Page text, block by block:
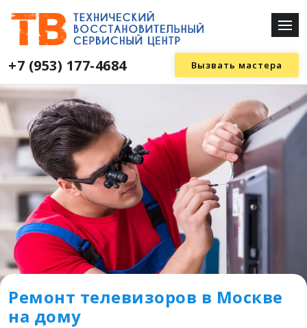
+7 (953) 177-4684 Вызвать мастера
Ремонт телевизоров в Москве
на дому